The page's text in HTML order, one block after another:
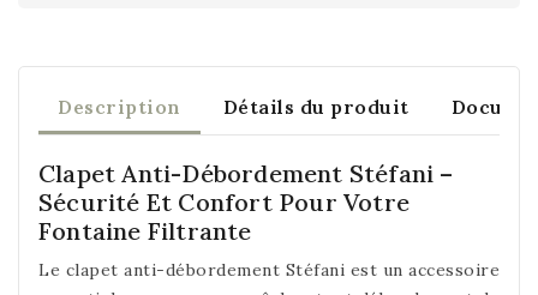
Description Détails du produit
Clapet Anti-Débordement Stéfani –
Sécurité Et Confort Pour Votre
Fontaine Filtrante
Le clapet anti-débordement Stéfani est un accessoire